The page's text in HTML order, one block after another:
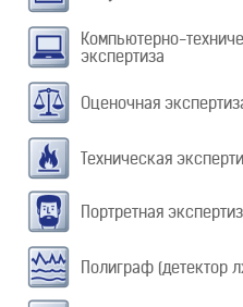
Компьютерно-
экспертиза
Оценочная
Техническая
Портретная
Полиграф (детектор